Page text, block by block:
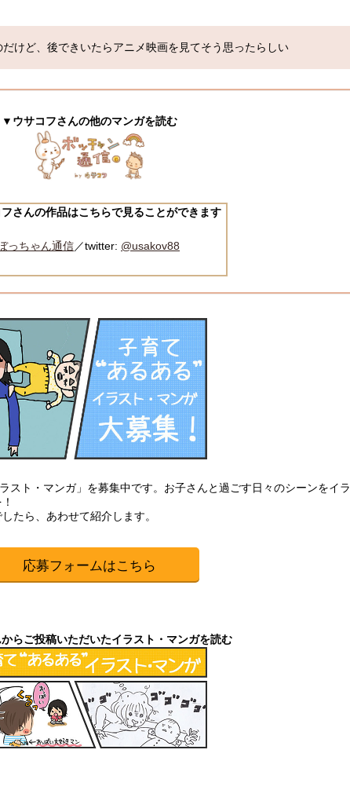
だけど、後できいたらアニメ映画を見てそう思ったらしい
▼ウサコフさんの他のマンガを読む
さんの作品はこちらで見ることができます
っちゃん通信／twitter: @usakov88
スト・マンガ」を募集中です。お子さんと過ごす日々のシーンをイラ
たら、あわせて紹介します。
応募フォームはこちら
らご投稿いただいたイラスト・マンガを読む